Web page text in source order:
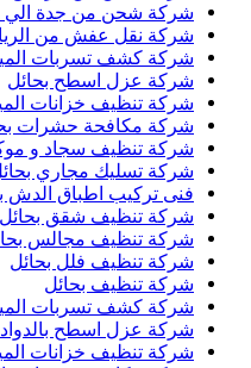
شركة شحن من جدة الي
شركة نقل عفش من
شركة كشف تسربات
شركة عزل اسطح بحائل
شركة تنظيف خزانات
شركة مكافحة حشرات
شركة تنظيف سجاد و
شركة تسليك مجاري
فنى تركيب اطباق الدش
شركة تنظيف شقق بحائل
شركة تنظيف مجالس
شركة تنظيف فلل بحائل
شركة تنظيف بحائل
شركة كشف تسربات
شركة عزل اسطح
شركة تنظيف خزانات